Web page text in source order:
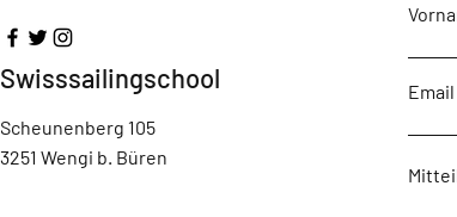
Swisssailingschool
Scheunenberg 105
3251 Wengi b. Büren
Email